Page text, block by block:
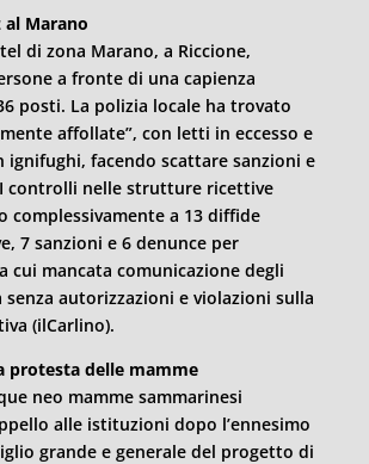
al Marano
di zona Marano, a Riccione,
a fronte di una capienza
posti. La polizia locale ha trovato
affollate”, con letti in eccesso e
ignifughi, facendo scattare sanzioni e
controlli nelle strutture ricettive
complessivamente a 13 diffide
7 sanzioni e 6 denunce per
cui mancata comunicazione degli
autorizzazioni e violazioni sulla
(ilCarlino).
protesta delle mamme
neo mamme sammarinesi
alle istituzioni dopo l’ennesimo
grande e generale del progetto di